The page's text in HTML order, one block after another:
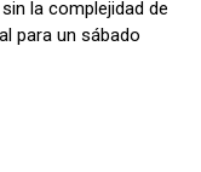
la complejidad de
para un sábado